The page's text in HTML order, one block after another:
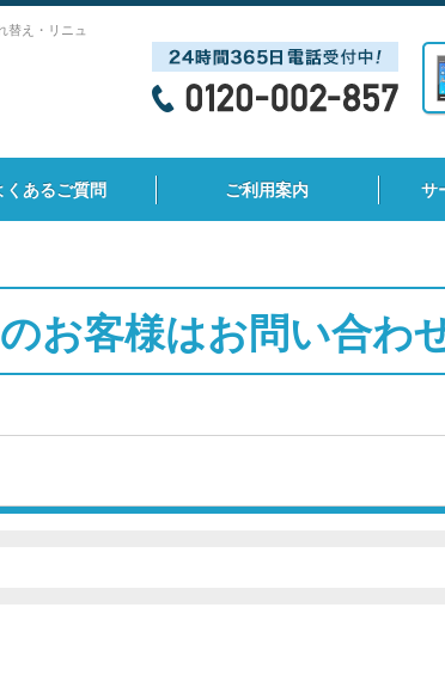
替え・リニュ
くあるご質問 ご利用案内 サ
お客様はお問い合わ